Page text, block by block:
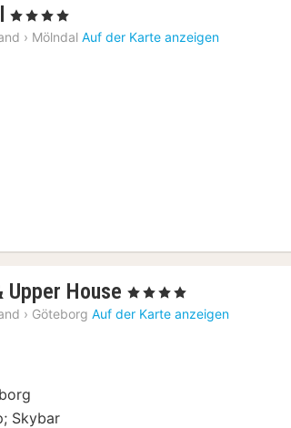
1
Nacht
, 4 Sterne
› Mölndal Auf der Karte anzeigen
Upper House 1
Nacht
, 4 Sterne
› Göteborg Auf der Karte anzeigen
Skybar